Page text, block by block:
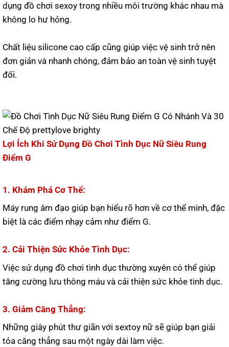
dụng đồ chơi sexoy trong nhiều môi trường khác nhau mà
không lo hư hỏng.
Chất liệu silicone cao cấp cũng giúp việc vệ sinh trở nên
đơn giản và nhanh chóng, đảm bảo an toàn vệ sinh tuyệt
đối.
Lợi Ích Khi Sử Dụng Đồ Chơi Tình Dục Nữ Siêu Rung
Điểm G
1. Khám Phá Cơ Thể:
Máy rung âm đạo giúp bạn hiểu rõ hơn về cơ thể mình, đặc
biệt là các điểm nhạy cảm như điểm G.
2. Cải Thiện Sức Khỏe Tình Dục:
Việc sử dụng đồ chơi tình dục thường xuyên có thể giúp
tăng cường lưu thông máu và cải thiện sức khỏe tình dục.
3. Giảm Căng Thẳng:
Những giây phút thư giãn với sextoy nữ sẽ giúp bạn giải
tỏa căng thẳng sau một ngày dài làm việc.